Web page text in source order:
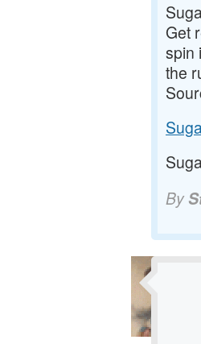
Get
spin
the
By